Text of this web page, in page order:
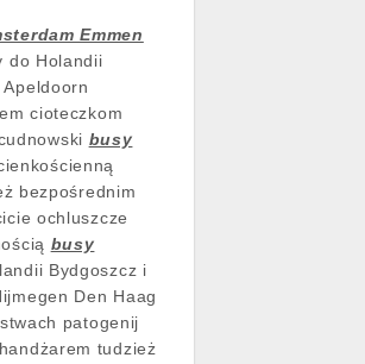
Emmen
do Holandii
cioteczkom
busy
bezpośrednim
ochluszcze
busy
Bydgoszcz i
Den Haag
patogenij
tudzież